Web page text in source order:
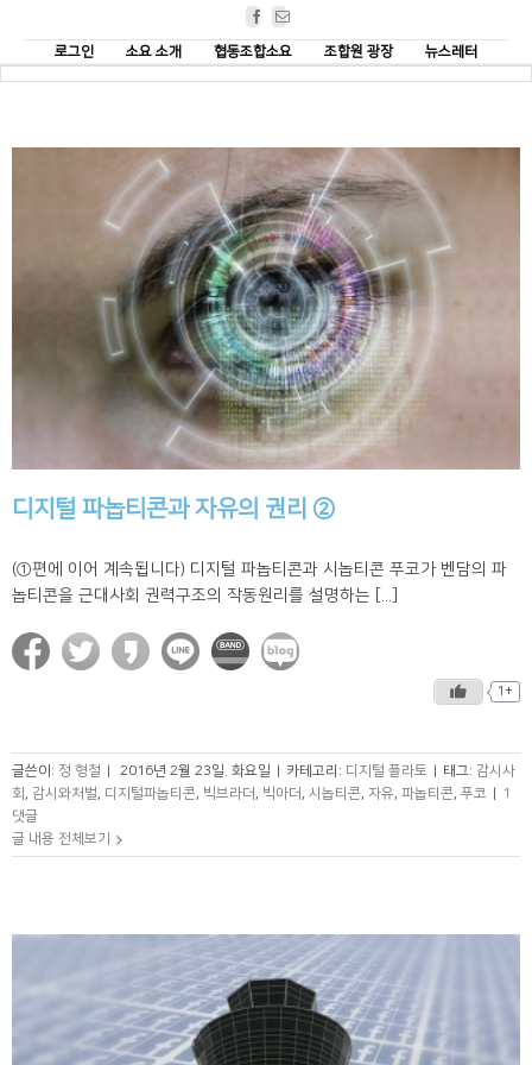
Facebook
로그인
소요 소개 협동조합소요 조합원 광장 뉴스레터
디지털 파놉티콘과 자유의 권리 ②
(①편에 이어 계속됩니다) 디지털 파놉티콘과 시놉티콘 푸코가 벤담의 파
놉티콘을 근대사회 권력구조의 작동원리를 설명하는 [...]
1+
글쓴이: 정 형철 | 2016년 2월 23일. 화요일 | 카테고리: 디지털 플라토 | 태그: 감시사
회 , 감시와처벌, 디지털파놉티콘, 빅브라더 , 빅아더 , 시놉티콘, 자유, 파놉티콘, 푸코 |
1
댓글
글 내용 전체보기